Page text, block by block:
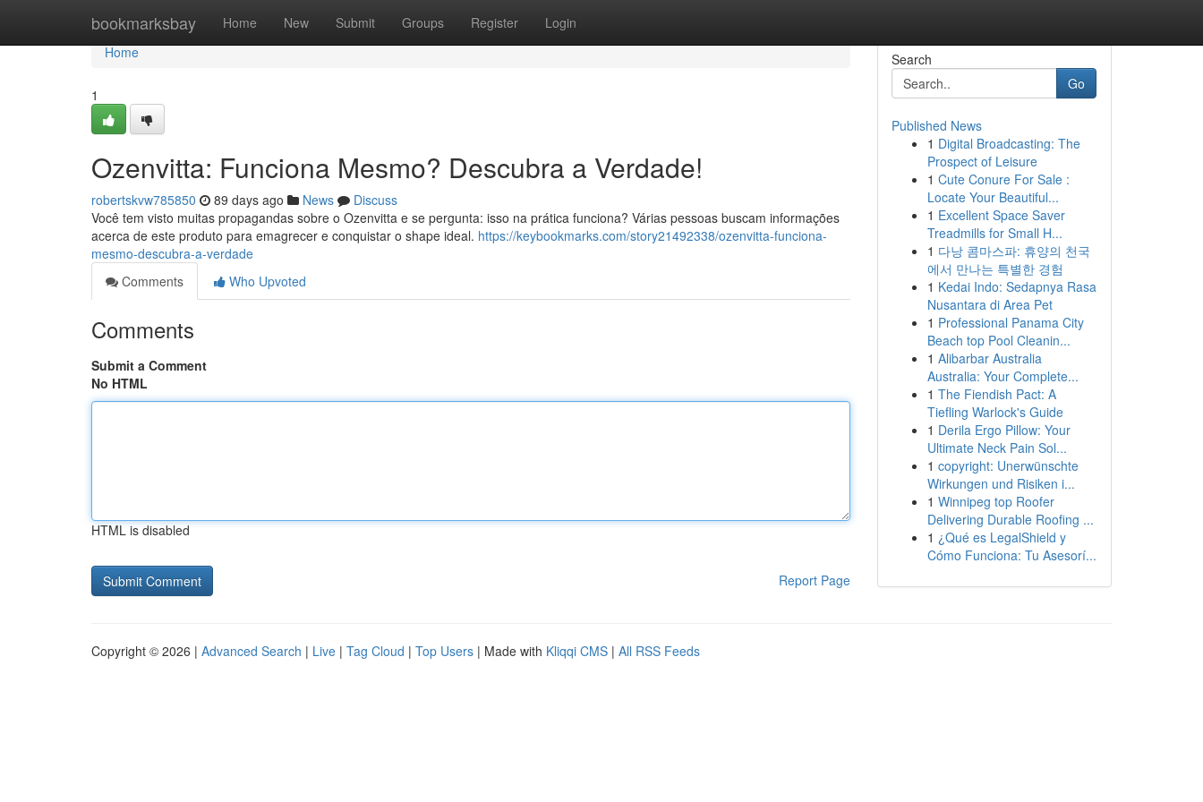
bookmarksbay Home New Submit Groups Register Login
Home
Home
1
Ozenvitta: Funciona Mesmo? Descubra a Verdade!
robertskvw785850 89 days ago News
Discuss
Você tem visto muitas propagandas sobre o Ozenvitta e se pergunta: isso na prática funciona? Várias pessoas buscam informações
acerca de este produto para emagrecer e conquistar o shape ideal. https://keybookmarks.com/story21492338/ozenvitta-funciona-
mesmo-descubra-a-verdade
Comments
Who Upvoted
Comments
Submit a Comment
No HTML
HTML is disabled
Report Page
Search
Go
Published News
1 Digital Broadcasting: The
Prospect of Leisure
1 Cute Conure For Sale :
Locate Your Beautiful...
1 Excellent Space Saver
Treadmills for Small H...
1 다낭 콤마스파: 휴양의 천국
에서 만나는 특별한 경험
1 Kedai Indo: Sedapnya Rasa
Nusantara di Area Pet
1 Professional Panama City
Beach top Pool Cleanin...
1 Alibarbar Australia
Australia: Your Complete...
1 The Fiendish Pact: A
Tiefling Warlock's Guide
1 Derila Ergo Pillow: Your
Ultimate Neck Pain Sol...
1 copyright: Unerwünschte
Wirkungen und Risiken i...
1 Winnipeg top Roofer
Delivering Durable Roofing ...
1 ¿Qué es LegalShield y
Cómo Funciona: Tu Asesorí...
Copyright © 2026 | Advanced Search | Live | Tag Cloud | Top Users | Made with Kliqqi CMS | All RSS Feeds